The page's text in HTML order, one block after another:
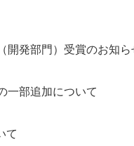
開発部門）受賞のお知ら
一部追加について
て